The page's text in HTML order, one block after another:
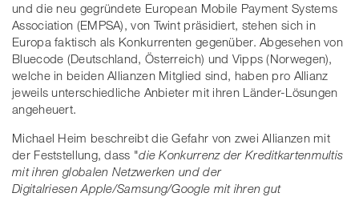
und die neu gegründete European Mobile Payment Systems
Association (EMPSA), von Twint präsidiert, stehen sich in
Europa faktisch als Konkurrenten gegenüber. Abgesehen von
Bluecode (Deutschland, Österreich) und Vipps (Norwegen),
welche in beiden Allianzen Mitglied sind, haben pro Allianz
jeweils unterschiedliche Anbieter mit ihren Länder-Lösungen
angeheuert.
Michael Heim beschreibt die Gefahr von zwei Allianzen mit
der Feststellung, dass "die Konkurrenz der Kreditkartenmultis
mit ihren globalen Netzwerken und der
Digitalriesen Apple/Samsung/Google mit ihren gut